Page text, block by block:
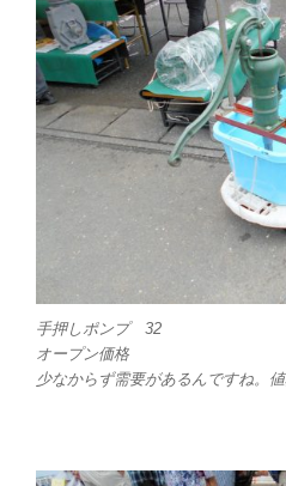
手押しポンプ 32
オープン価格
少なからず需要があるんですね。